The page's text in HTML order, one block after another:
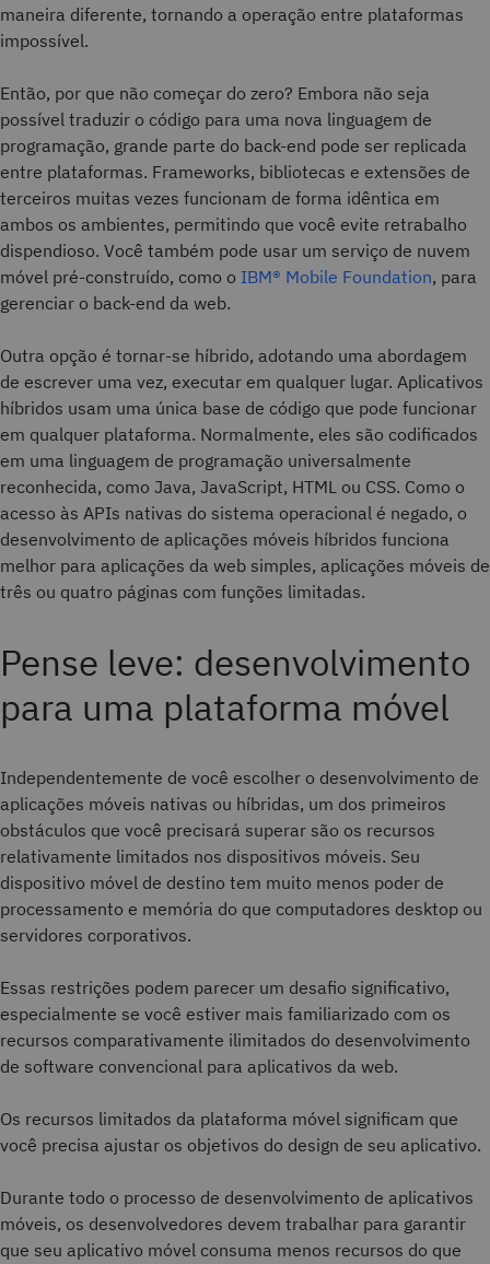
maneira diferente, tornando a operação entre plataformas
impossível.
Então, por que não começar do zero? Embora não seja
possível traduzir o código para uma nova linguagem de
programação, grande parte do back-end pode ser replicada
entre plataformas. Frameworks, bibliotecas e extensões de
terceiros muitas vezes funcionam de forma idêntica em
ambos os ambientes, permitindo que você evite retrabalho
dispendioso. Você também pode usar um serviço de nuvem
móvel pré-construído, como o IBM® Mobile Foundation, para
gerenciar o back-end da web.
Outra opção é tornar-se híbrido, adotando uma abordagem
de escrever uma vez, executar em qualquer lugar. Aplicativos
híbridos usam uma única base de código que pode funcionar
em qualquer plataforma. Normalmente, eles são codificados
em uma linguagem de programação universalmente
reconhecida, como Java, JavaScript, HTML ou CSS. Como o
acesso às APIs nativas do sistema operacional é negado, o
desenvolvimento de aplicações móveis híbridos funciona
melhor para aplicações da web simples, aplicações móveis de
três ou quatro páginas com funções limitadas.
Pense leve: desenvolvimento
para uma plataforma móvel
Independentemente de você escolher o desenvolvimento de
aplicações móveis nativas ou híbridas, um dos primeiros
obstáculos que você precisará superar são os recursos
relativamente limitados nos dispositivos móveis. Seu
dispositivo móvel de destino tem muito menos poder de
processamento e memória do que computadores desktop ou
servidores corporativos.
Essas restrições podem parecer um desafio significativo,
especialmente se você estiver mais familiarizado com os
recursos comparativamente ilimitados do desenvolvimento
de software convencional para aplicativos da web.
Os recursos limitados da plataforma móvel significam que
você precisa ajustar os objetivos do design de seu aplicativo.
Durante todo o processo de desenvolvimento de aplicativos
móveis, os desenvolvedores devem trabalhar para garantir
que seu aplicativo móvel consuma menos recursos do que